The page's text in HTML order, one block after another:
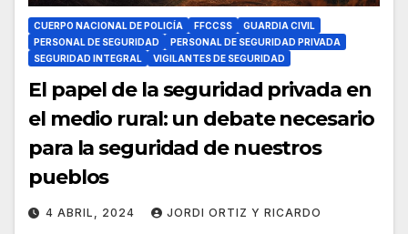
CUERPO NACIONAL DE POLICÍA FFCCSS
GUARDIA CIVIL
PERSONAL DE SEGURIDAD
PERSONAL DE SEGURIDAD PRIVADA
SEGURIDAD INTEGRAL
VIGILANTES DE SEGURIDAD
El papel de la seguridad privada en
el medio rural: un debate necesario
para la seguridad de nuestros
pueblos
4 ABRIL, 2024 JORDI ORTIZ Y RICARDO